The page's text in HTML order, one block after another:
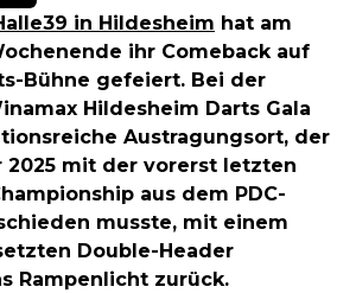
in Hildesheim hat am
ihr Comeback auf
Bühne gefeiert. Bei der
Hildesheim Darts Gala
Austragungsort, der
2025 mit der vorerst letzten
aus dem PDC-
musste, mit einem
Double-Header
Rampenlicht zurück.